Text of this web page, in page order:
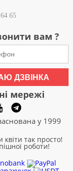
65
вам ?
ДЗВІНКА
мережі
у 1999
квіти так просто!
роботи!